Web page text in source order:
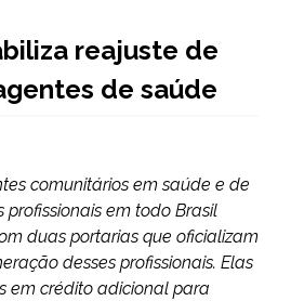
reajuste de
de saúde
comunitários em saúde e de
em todo Brasil
duas portarias que oficializam
desses profissionais. Elas
em crédito adicional para